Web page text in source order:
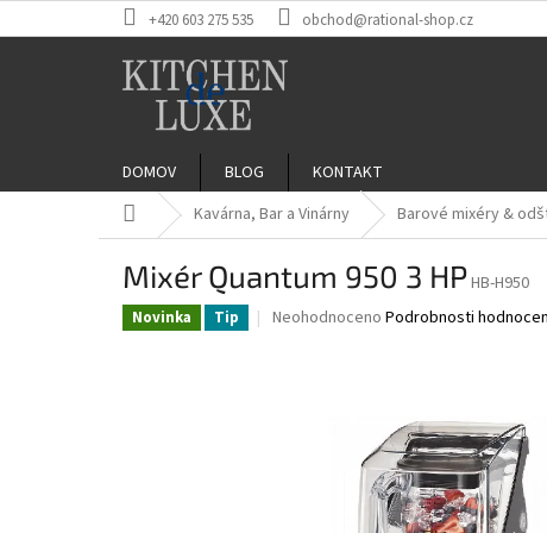
na
+420 603 275 535 obchod@rational-shop.cz
DOMOV BLOG
KONTAKT
Domů Kavárna, Bar a Vinárny Barové mixéry &
Mixér Quantum 950 3 HPHB-H950
Novinka Tip
Průměrné
Neohodnoceno Podrobnosti